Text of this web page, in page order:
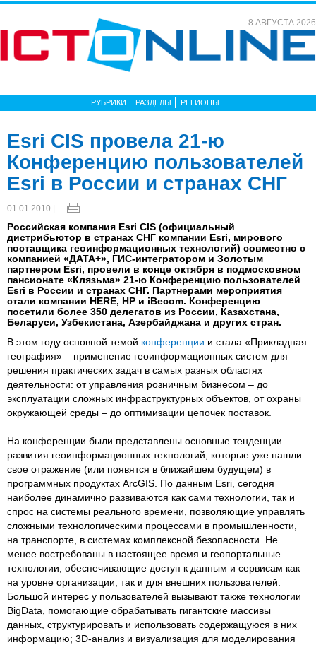
8 АВГУСТА 2026
РУБРИКИ РАЗДЕЛЫ РЕГИОНЫ
Esri CIS провела 21-ю
Конференцию пользователей
Esri в России и странах СНГ
01.01.2010 |
Российская компания Esri CIS (официальный
дистрибьютор в странах СНГ компании Esri, мирового
поставщика геоинформационных технологий) совместно с
компанией «ДАТА+», ГИС-интегратором и Золотым
партнером Esri, провели в конце октября в подмосковном
пансионате «Клязьма» 21-ю Конференцию пользователей
Esri в России и странах СНГ. Партнерами мероприятия
стали компании HERE, HP и iBecom. Конференцию
посетили более 350 делегатов из России, Казахстана,
Беларуси, Узбекистана, Азербайджана и других стран.
В этом году основной темой конференции и стала «Прикладная
география» – применение геоинформационных систем для
решения практических задач в самых разных областях
деятельности: от управления розничным бизнесом – до
эксплуатации сложных инфраструктурных объектов, от охраны
окружающей среды – до оптимизации цепочек поставок.
На конференции были представлены основные тенденции
развития геоинформационных технологий, которые уже нашли
свое отражение (или появятся в ближайшем будущем) в
программных продуктах ArcGIS. По данным Esri, сегодня
наиболее динамично развиваются как сами технологии, так и
спрос на системы реального времени, позволяющие управлять
сложными технологическими процессами в промышленности,
на транспорте, в системах комплексной безопасности. Не
менее востребованы в настоящее время и геопортальные
технологии, обеспечивающие доступ к данным и сервисам как
на уровне организации, так и для внешних пользователей.
Большой интерес у пользователей вызывают также технологии
BigData, помогающие обрабатывать гигантские массивы
данных, структурировать и использовать содержащуюся в них
информацию; 3D-анализ и визуализация для моделирования